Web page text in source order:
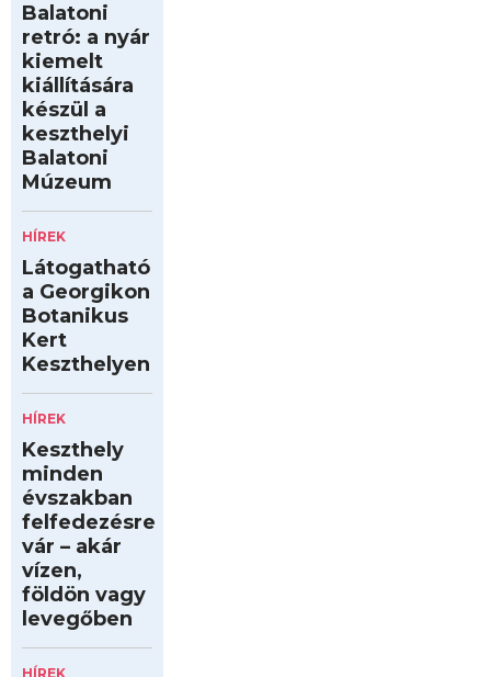
Balatoni
retró: a nyár
kiemelt
kiállítására
készül a
keszthelyi
Balatoni
Múzeum
HÍREK
Látogatható
a Georgikon
Botanikus
Kert
Keszthelyen
HÍREK
Keszthely
minden
évszakban
felfedezésre
vár – akár
vízen,
földön vagy
levegőben
HÍREK